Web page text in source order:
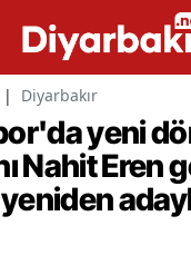
| Diyarbakır
yeni
Nahit Eren